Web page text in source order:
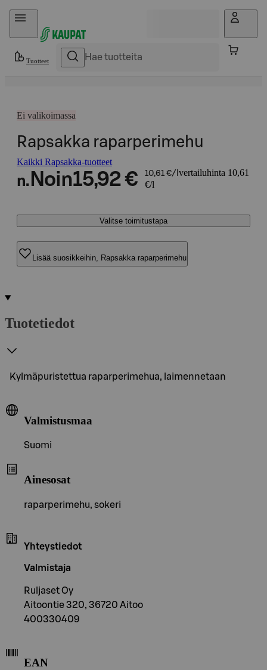
Hyppää sisältöön
Tuotteet
Ei valikoimassa
Rapsakka raparperimehu
Kaikki Rapsakka-tuotteet
n. Noin15,92 € 10,61 €/l vertailuhinta 10,61
€/l
Valitse toimitustapa
Lisää suosikkeihin, Rapsakka raparperimehu
Tuotetiedot
Kylmäpuristettua raparperimehua, laimennetaan
Valmistusmaa
Suomi
Ainesosat
raparperimehu, sokeri
Yhteystiedot
Valmistaja
Ruljaset Oy
Aitoontie 320, 36720 Aitoo
400330409
EAN